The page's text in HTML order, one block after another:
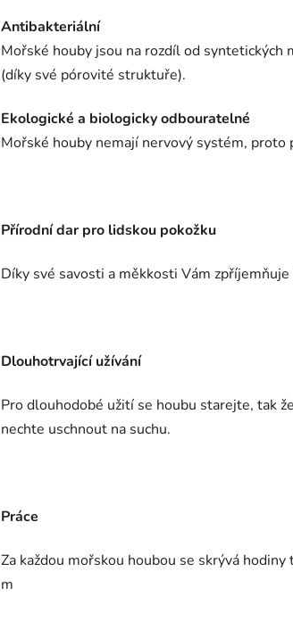
Antibakteriální
Mořské houby jsou na rozdíl od
(díky své pórovité struktuře).
Ekologické a biologicky odbouratelné
Mořské houby nemají nervový systém, proto
Přírodní dar pro lidskou pokožku
Díky své savosti a měkkosti Vám
Dlouhotrvající užívání
Pro dlouhodobé užití se houbu starejte, tak
nechte uschnout na suchu.
Práce
Za každou mořskou houbou se skrývá
m